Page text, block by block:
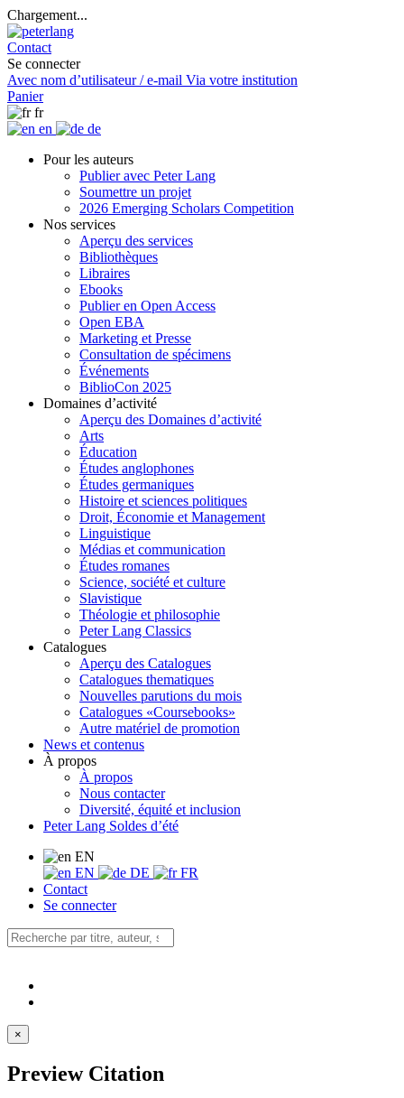
Chargement...
Contact
Se connecter
Avec nom d’utilisateur / e-mail Via votre institution
Panier
fr
en
de
Pour les auteurs
Publier avec Peter Lang
Soumettre un projet
2026 Emerging Scholars Competition
Nos services
Aperçu des services
Bibliothèques
Libraires
Ebooks
Publier en Open Access
Open EBA
Marketing et Presse
Consultation de spécimens
Événements
BiblioCon 2025
Domaines d’activité
Aperçu des Domaines d’activité
Arts
Éducation
Études anglophones
Études germaniques
Histoire et sciences politiques
Droit, Économie et Management
Linguistique
Médias et communication
Études romanes
Science, société et culture
Slavistique
Théologie et philosophie
Peter Lang Classics
Catalogues
Aperçu des Catalogues
Catalogues thematiques
Nouvelles parutions du mois
Catalogues «Coursebooks»
Autre matériel de promotion
News et contenus
À propos
À propos
Nous contacter
Diversité, équité et inclusion
Peter Lang Soldes d’été
EN
EN
DE
FR
Contact
Se connecter
×
Preview Citation